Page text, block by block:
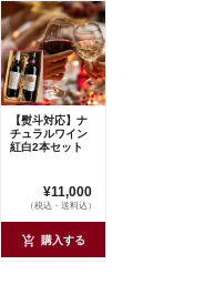
【熨斗対応】ナ
チュラルワイン
紅白2本セット
¥11,000
（税込・送料込）
購入する